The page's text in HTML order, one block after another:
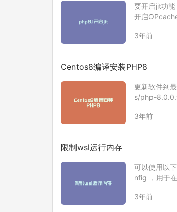
要开启jit功
开启
3年前
Centos8编译安装PHP8
更新软件到
s/php-
3年前
限制wsl运行内存
可以使用以
nfig ，用于
3年前